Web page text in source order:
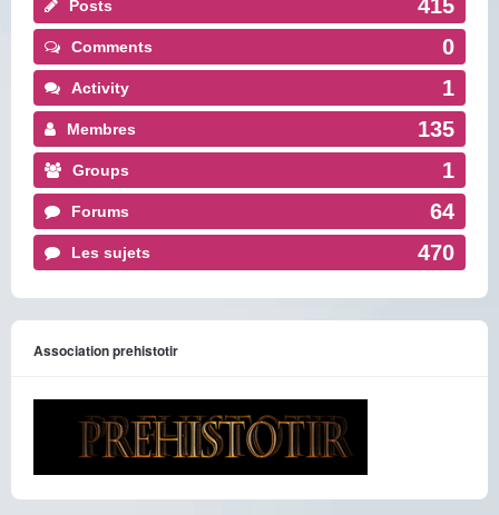
Posts 415
Comments 0
Activity 1
Membres 135
Groups 1
Forums 64
Les sujets 470
Association prehistotir